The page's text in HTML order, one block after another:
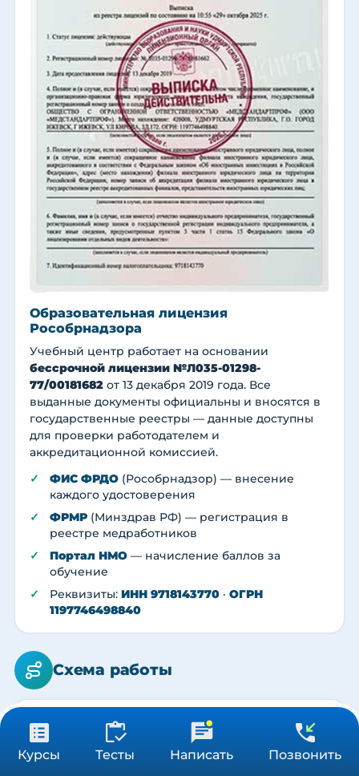
Курсы Тесты Написать Позвонить
Образовательная лицензия
Рособрнадзора
Учебный центр работает на основании
бессрочной лицензии №Л035-01298-
77/00181682 от 13 декабря 2019 года. Все
выданные документы официальны и вносятся в
государственные реестры — данные доступны
для проверки работодателем и
аккредитационной комиссией.
ФИС ФРДО (Рособрнадзор) — внесение
каждого удостоверения
ФРМР (Минздрав РФ) — регистрация в
реестре медработников
Портал НМО — начисление баллов за
обучение
Реквизиты: ИНН 9718143770 · ОГРН
1197746498840
Схема работы
Проверка допуска
31 900 ₽
576 ч Получить консультацию